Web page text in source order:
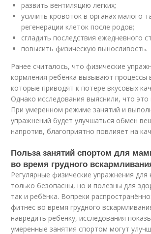
развить вентиляцию легких;
усилить кровоток в органах малого
регенерации клеток после родов;
сгладить последствия ежедневного
повысить физическую выносливость.
Ранее считалось, что физические
кормления ребёнка вызывают процессы
которые приводят к потере вкусовых
Однако исследования выяснили, что
При умеренном режиме занятий и
упражнений будет улучшаться обмен
напротив, благоприятно повлияет на
Польза занятий спортом для
во время грудного
Регулярные физические упражнения
только безопасны, но и полезны для
так и ребёнка. Вопреки
фитнес во время грудного
навредить ребёнку, исследования
умеренные занятия спортом могут